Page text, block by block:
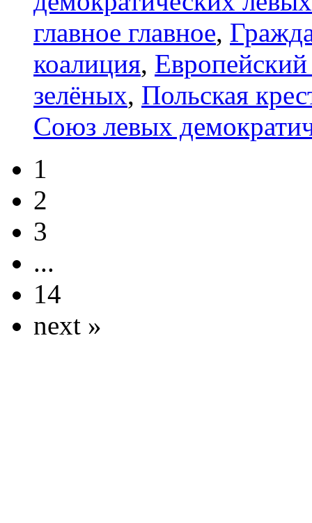
главное главное,
коалиция,
зелёных, Польская
Союз левых
1
2
3
...
14
next »